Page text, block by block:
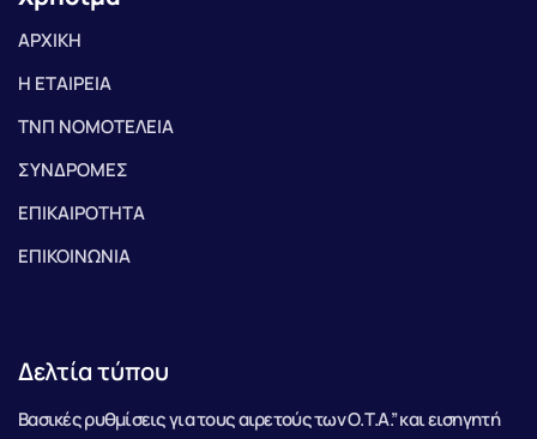
ΑΡΧΙΚΗ
Η ΕΤΑΙΡΕΙΑ
ΤΝΠ ΝΟΜΟΤΕΛΕΙΑ
ΣΥΝΔΡΟΜΕΣ
ΕΠΙΚΑΙΡΟΤΗΤΑ
ΕΠΙΚΟΙΝΩΝΙΑ
Δελτία τύπου
Βασικές ρυθμίσεις για τους αιρετούς των Ο.Τ.Α.” και εισηγητή